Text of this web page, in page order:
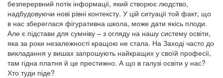
безперервний потік інформації, який створює людство,
надбудовуючи нові рівні контексту. У цій ситуації той факт, що
в нас збереглася фігуративна школа, може дати якісь плоди.
Але є підстави для сумніву – з огляду на нашу систему освіти,
яка за роки незалежності кращою не стала. На Заході часто до
викладання у вишах запрошують найкращих у своїй професії,
там гідна платня й це престижно. А що в галузі освіти у нас?
Хто туди піде?